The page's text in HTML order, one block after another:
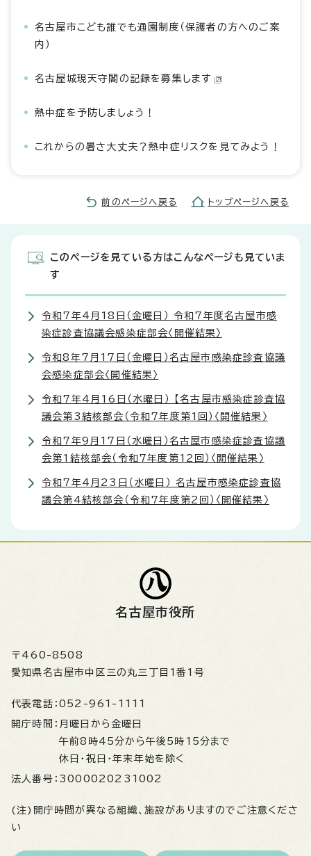
名古屋市こども誰でも通園制度（保護者の方へのご案
内）
名古屋城現天守閣の記録を募集します
熱中症を予防しましょう！
これからの暑さ大丈夫？熱中症リスクを見てみよう！
前のページへ戻る トップページへ戻る
このページを見ている方はこんなページも見ていま
す
令和7年4月18日（金曜日） 令和7年度名古屋市感
染症診査協議会感染症部会〈開催結果〉
令和8年7月17日（金曜日）名古屋市感染症診査協議
会感染症部会〈開催結果〉
令和7年4月16日（水曜日） 【名古屋市感染症診査協
議会第3結核部会（令和7年度第1回）〈開催結果〉
令和7年9月17日（水曜日）名古屋市感染症診査協議
会第1結核部会（令和7年度第12回）〈開催結果〉
令和7年4月23日（水曜日） 名古屋市感染症診査協
議会第4結核部会（令和7年度第2回）〈開催結果〉
名古屋市役所
〒460-8508
愛知県名古屋市中区三の丸三丁目1番1号
代表電話： 052-961-1111
開庁時間： 月曜日から金曜日
午前8時45分から午後5時15分まで
休日・祝日・年末年始を除く
法人番号： 3000020231002
(注)開庁時間が異なる組織、施設がありますのでご注意くださ
い